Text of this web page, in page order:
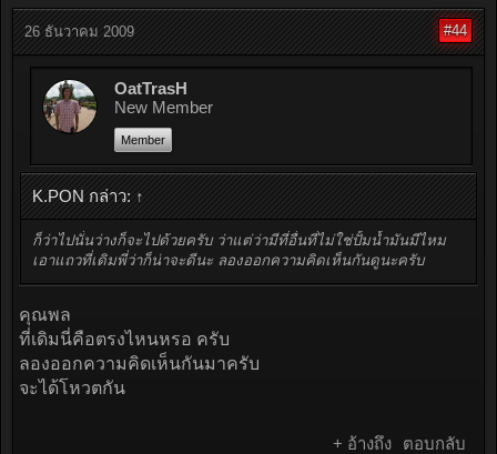
26 ธันวาคม 2009 #44
OatTrasH
New Member
Member
K.PON กล่าว: ↑
ก็ว่าไปนั่นว่างก็จะไปด้วยครับ ว่าแต่ว่ามีที่อื่นที่ไม่ใช่ปั้มน้ำมันมีไหม
เอาแถวที่เดิมพี่ว่าก็น่าจะดีนะ ลองออกความคิดเห็นกันดูนะครับ
คุณพล
ที่เดิมนี่คือตรงไหนหรอ ครับ
ลองออกความคิดเห็นกันมาครับ
จะได้โหวตกัน
+ อ้างถึง ตอบกลับ